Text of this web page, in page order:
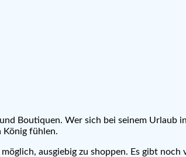
Boutiquen. Wer sich bei seinem
König fühlen.
ausgiebig zu shoppen. Es gibt